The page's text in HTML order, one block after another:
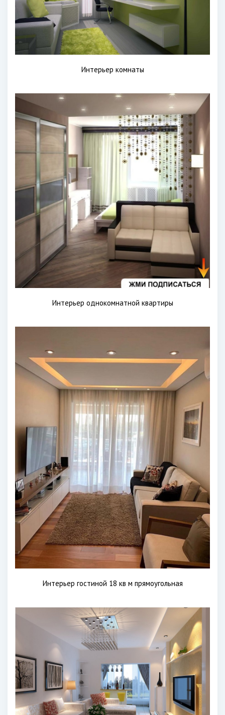
Интерьер комнаты
Интерьер однокомнатной квартиры
Интерьер гостиной 18 кв м прямоугольная